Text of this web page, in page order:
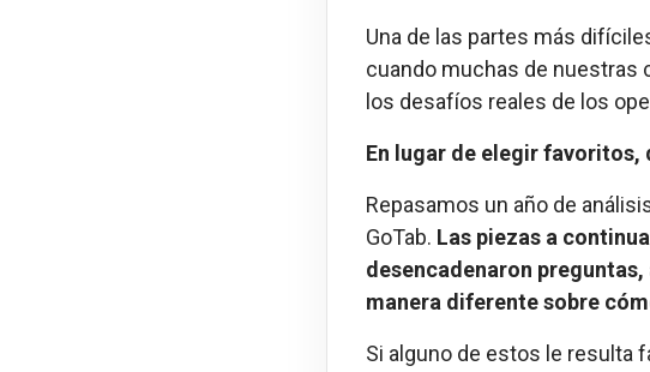
Una de las partes más
cuando muchas de nuestras
los desafíos reales de los
En lugar de elegir favoritos,
Repasamos un año de
GoTab. Las piezas a
desencadenaron
manera diferente sobre
Si alguno de estos le resulta